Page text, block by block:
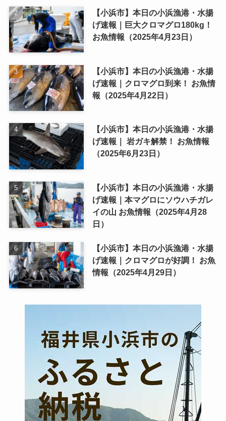
【小浜市】本日の小浜漁港・水揚
げ速報｜巨大クロマグロ180kg！
お魚情報（2025年4月23日）
【小浜市】本日の小浜漁港・水揚
げ速報｜クロマグロ到来！ お魚情
報（2025年4月22日）
【小浜市】本日の小浜漁港・水揚
げ速報｜ 岩ガキ解禁！ お魚情報
（2025年6月23日）
【小浜市】本日の小浜漁港・水揚
げ速報｜本マグロにソウハチガレ
イの山 お魚情報（2025年4月28
日）
【小浜市】本日の小浜漁港・水揚
げ速報｜クロマグロが好調！ お魚
情報（2025年4月29日）